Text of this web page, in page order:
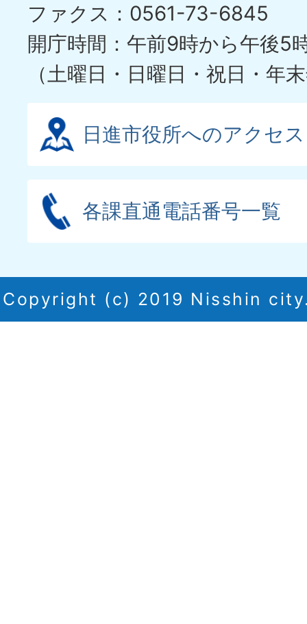
ファクス：0561-73-6845
開庁時間：午前9時から午後5
（土曜日・日曜日・祝日・年
日進市役所へのアクセス
各課直通電話番号一覧
Copyright (c) 2019 Nisshin